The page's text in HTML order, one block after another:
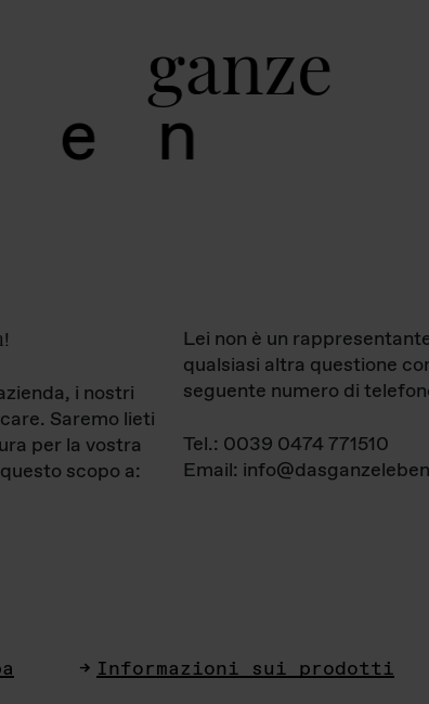
ganz
e
!
i nostri
Saremo lieti
per la vostra
scopo a:
Lei non è un
qualsiasi altra questione
seguente numero di
Tel.: 0039 0474 771510
Email:
Informazioni sui prodotti